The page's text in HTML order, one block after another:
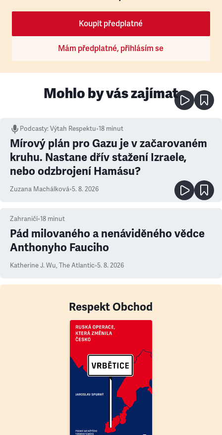
Koupit předplatné
Mám předplatné, přihlásím se
Mohlo by vás zajímat
Podcasty:Výtah Respektu•18 minut
Mírový plán pro Gazu je v začarovaném
kruhu. Nastane dřív stažení Izraele,
nebo odzbrojení Hamásu?
Zuzana Machálková•5. 8. 2026
Zahraničí•18 minut
Pád milovaného a nenáviděného vědce
Anthonyho Fauciho
Katherine J. Wu, The Atlantic•5. 8. 2026
Respekt Obchod